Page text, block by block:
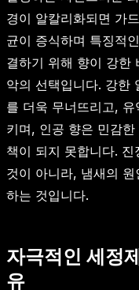
경이 알칼리화되면 가
균이 증식하며 특징적
결하기 위해 향이 강한
악의 선택입니다. 강한
를 더욱 무너뜨리고,
키며, 인공 향은 민감
책이 되지 못합니다. 진
것이 아니라, 냄새의
하는 것입니다.
자극적인 세정
유